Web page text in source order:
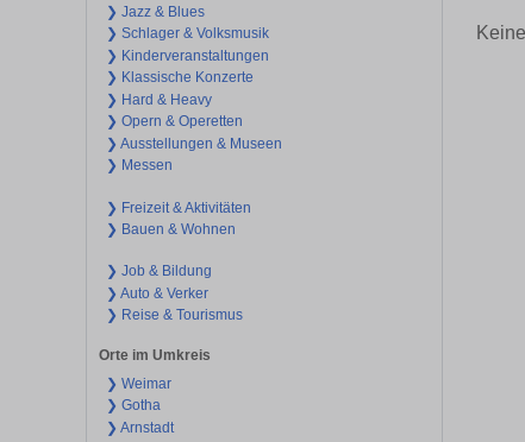
❯ Jazz & Blues
❯ Schlager & Volksmusik
❯ Kinderveranstaltungen
❯ Klassische Konzerte
❯ Hard & Heavy
❯ Opern & Operetten
❯ Ausstellungen & Museen
❯ Messen
❯ Freizeit & Aktivitäten
❯ Bauen & Wohnen
❯ Job & Bildung
❯ Auto & Verker
❯ Reise & Tourismus
Orte im Umkreis
❯ Weimar
❯ Gotha
❯ Arnstadt